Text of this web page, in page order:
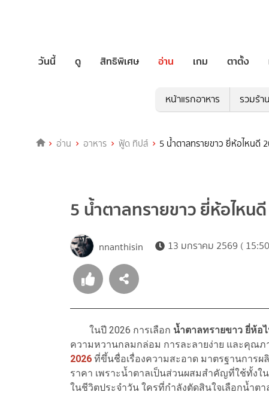
วันนี้ ดู สิทธิพิเศษ อ่าน เกม ตาตั้ง
หน้าแรกอาหาร รวมร้า
อ่าน อาหาร ฟู้ด ทิปส์ 5 น้ำตาลทรายขาว ยี่ห้อไหนดี
5 น้ำตาลทรายขาว ยี่ห้อไหน
nnanthisin 13 มกราคม 2569 (
ในปี 2026 การเลือก น้ำตาลทรายขาว ยี่ห้อ
ความหวานกลมกล่อม การละลายง่าย และคุณภ
2026 ที่ขึ้นชื่อเรื่องความสะอาด มาตรฐานการผ
ราคา เพราะน้ำตาลเป็นส่วนผสมสำคัญที่ใช้ทั้งใ
ในชีวิตประจำวัน ใครที่กำลังตัดสินใจเลือกน้ำต